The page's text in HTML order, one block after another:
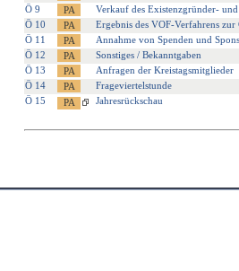
Ö 9
Verkauf des Existenzgründer-
Ö 10
Ergebnis des VOF-Verfahrens
Ö 11
Annahme von Spenden und
Ö 12
Sonstiges / Bekanntgaben
Ö 13
Anfragen der Kreistagsmitglieder
Ö 14
Frageviertelstunde
Ö 15
Jahresrückschau